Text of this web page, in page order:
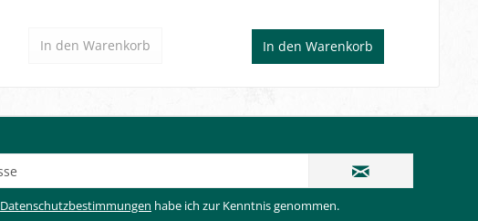
In den Warenkorb In den Warenkorb
Datenschutzbestimmungen habe ich zur Kenntnis genommen.